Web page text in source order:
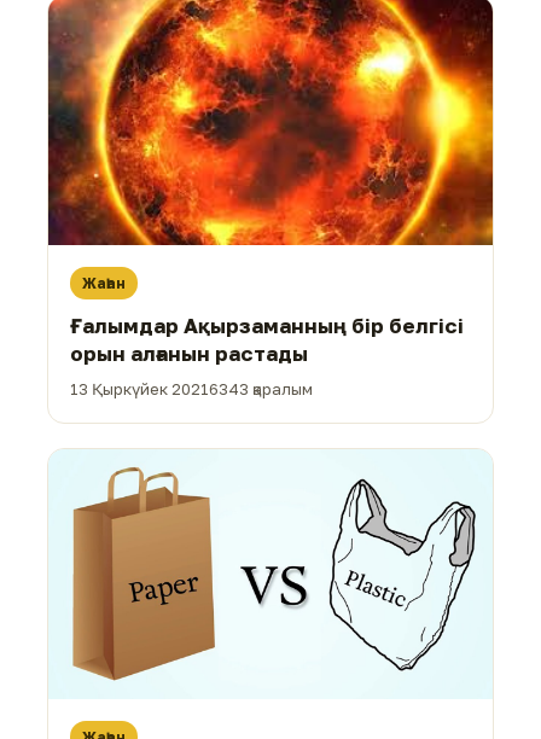
Жаһан
Ғалымдар Ақырзаманның бір белгісі
орын алғанын растады
13 Қыркүйек 20216343 қаралым